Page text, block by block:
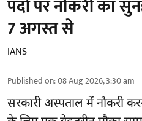
पदों पर नौकरी का
7 अगस्त से
IANS
Published on:08 Aug 2026, 3:30 am
सरकारी अस्पताल में नौकरी